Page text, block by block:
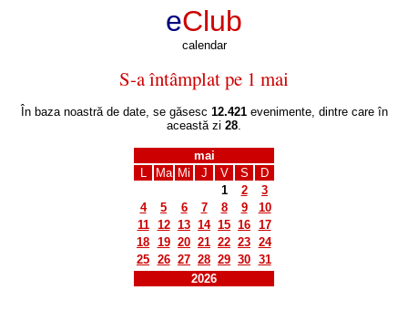
eClub
calendar
S-a întâmplat pe 1 mai
În baza noastră de date, se găsesc 12.421evenimente, dintre care în
această zi 28.
mai
L
Ma Mi J V S
D
1
2
3
4
5 6 7 8 9
10
11
12 13 14 15 16 17
18 19 20 21 22 23 24
25 26 27 28 29 30 31
2026